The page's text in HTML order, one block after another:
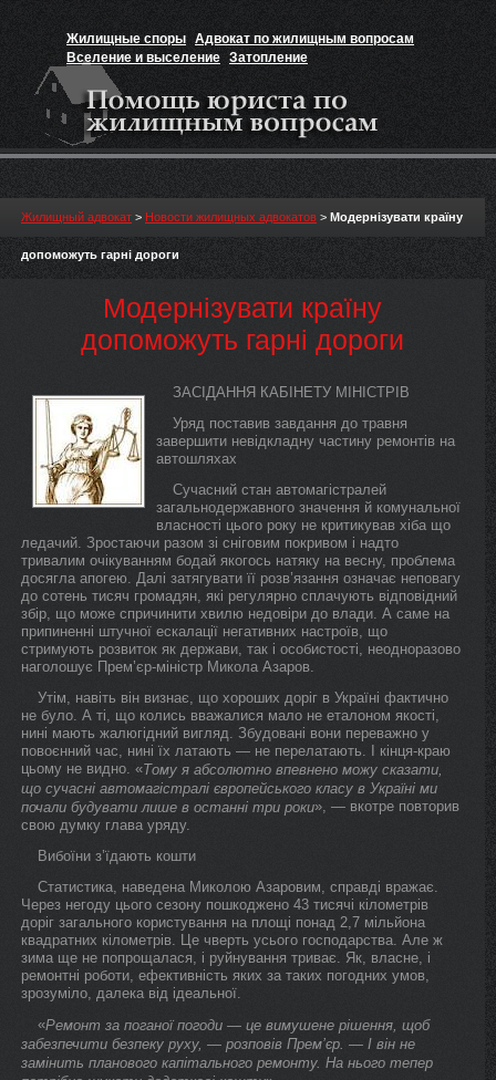
Жилищные споры Адвокат по жилищным вопросам
Вселение и выселение Затопление
Признание прав на жильё
Жилищный адвокат > Новости жилищных адвокатов > Модернізувати країну
допоможуть гарні дороги
Модернізувати країну
допоможуть гарні дороги
ЗАСІДАННЯ КАБІНЕТУ МІНІСТРІВ
Уряд поставив завдання до травня
завершити невідкладну частину ремонтів на
автошляхах
Сучасний стан автомагістралей
загальнодержавного значення й комунальної
власності цього року не критикував хіба що
ледачий. Зростаючи разом зі сніговим покривом і надто
тривалим очікуванням бодай якогось натяку на весну, проблема
досягла апогею. Далі затягувати її розв’язання означає неповагу
до сотень тисяч громадян, які регулярно сплачують відповідний
збір, що може спричинити хвилю недовіри до влади. А саме на
припиненні штучної ескалації негативних настроїв, що
стримують розвиток як держави, так і особистості, неодноразово
наголошує Прем’єр-міністр Микола Азаров.
Утім, навіть він визнає, що хороших доріг в Україні фактично
не було. А ті, що колись вважалися мало не еталоном якості,
нині мають жалюгідний вигляд. Збудовані вони переважно у
повоєнний час, нині їх латають — не перелатають. І кінця-краю
цьому не видно. «Тому я абсолютно впевнено можу сказати,
що сучасні автомагістралі європейського класу в Україні ми
почали будувати лише в останні три роки», — вкотре повторив
свою думку глава уряду.
Вибоїни з’їдають кошти
Статистика, наведена Миколою Азаровим, справді вражає.
Через негоду цього сезону пошкоджено 43 тисячі кілометрів
доріг загального користування на площі понад 2,7 мільйона
квадратних кілометрів. Це чверть усього господарства. Але ж
зима ще не попрощалася, і руйнування триває. Як, власне, і
ремонтні роботи, ефективність яких за таких погодних умов,
зрозуміло, далека від ідеальної.
«Ремонт за поганої погоди — це вимушене рішення, щоб
забезпечити безпеку руху, — розповів Прем’єр. — І він не
замінить планового капітального ремонту. На нього тепер